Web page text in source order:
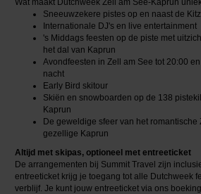
Wat maakt Dutchweek Zell am See-Kaprun
Sneeuwzekere pistes op en naast de
Internationale DJ's en live entertainment
's Middags feesten op de piste met
het dal van Kaprun
Avondfeesten in Zell am See tot 20:00
nacht
Early Bird skitour
Skiën en snowboarden op de 138
Kaprun
De geweldige sfeer van het romantische
gezellige Kaprun
Altijd met skipas, optioneel met entreeticket
De arrangementen bij Summit Travel zijn
entreeticket krijg je toegang tot alle Dutchweek
verblijf. Je kunt jouw entreeticket via ons